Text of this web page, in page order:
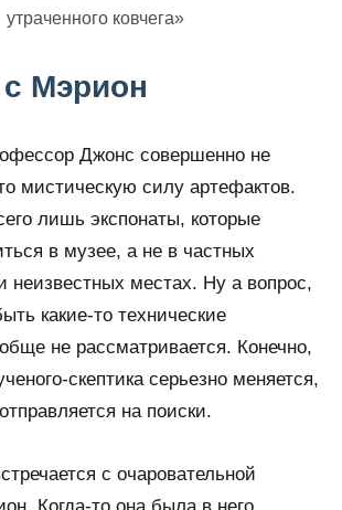
утраченного ковчега»
Мэрион
Джонс совершенно не
мистическую силу артефактов.
лишь экспонаты, которые
в музее, а не в частных
неизвестных местах. Ну а вопрос,
какие-то технические
не рассматривается. Конечно,
скептика серьезно меняется,
на поиски.
с очаровательной